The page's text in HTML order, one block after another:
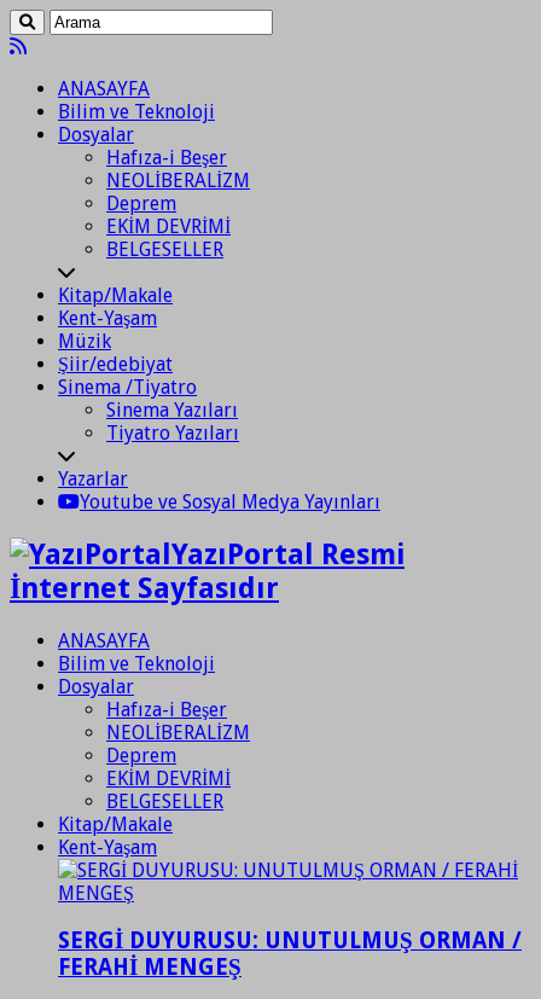
ANASAYFA
Bilim ve Teknoloji
Dosyalar
Hafıza-i Beşer
NEOLİBERALİZM
Deprem
EKİM DEVRİMİ
BELGESELLER
Kitap/Makale
Kent-Yaşam
Müzik
Şiir/edebiyat
Sinema /Tiyatro
Sinema Yazıları
Tiyatro Yazıları
Yazarlar
Youtube ve Sosyal Medya Yayınları
YazıPortal Resmi
İnternet Sayfasıdır
ANASAYFA
Bilim ve Teknoloji
Dosyalar
Hafıza-i Beşer
NEOLİBERALİZM
Deprem
EKİM DEVRİMİ
BELGESELLER
Kitap/Makale
Kent-Yaşam
SERGİ DUYURUSU: UNUTULMUŞ ORMAN /
FERAHİ MENGEŞ